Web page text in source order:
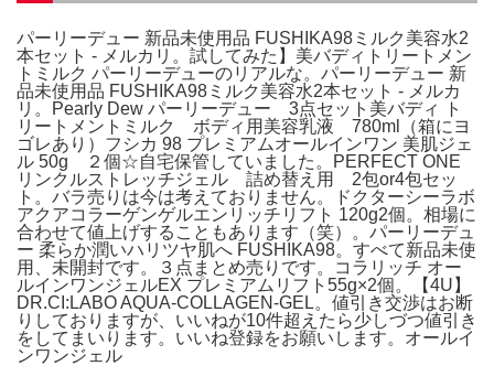
パーリーデュー 新品未使用品 FUSHIKA98ミルク美容水2
本セット - メルカリ。試してみた】美バディトリートメン
トミルク パーリーデューのリアルな。パーリーデュー 新
品未使用品 FUSHIKA98ミルク美容水2本セット - メルカ
リ。Pearly Dew パーリーデュー 3点セット美バディ ト
リートメントミルク ボディ用美容乳液 780ml（箱にヨ
ゴレあり）フシカ 98 プレミアムオールインワン 美肌ジェ
ル 50g ２個☆自宅保管していました。PERFECT ONE
リンクルストレッチジェル 詰め替え用 2包or4包セッ
ト。バラ売りは今は考えておりません。ドクターシーラボ
アクアコラーゲンゲルエンリッチリフト 120g2個。相場に
合わせて値上げすることもあります（笑）。パーリーデュ
ー 柔らか潤いハリツヤ肌へ FUSHIKA98。すべて新品未使
用、未開封です。３点まとめ売りです。コラリッチ オー
ルインワンジェルEX プレミアムリフト55g×2個。【4U】
DR.CI:LABO AQUA-COLLAGEN-GEL。値引き交渉はお断
りしておりますが、いいねが10件超えたら少しづつ値引き
をしてまいります。いいね登録をお願いします。オールイ
ンワンジェル